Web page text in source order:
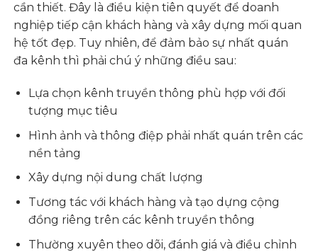
cần thiết. Đây là điều kiện tiên quyết để doanh
nghiệp tiếp cận khách hàng và xây dựng mối quan
hệ tốt đẹp. Tuy nhiên, để đảm bảo sự nhất quán
đa kênh thì phải chú ý những điều sau:
Lựa chọn kênh truyền thông phù hợp với đối
tượng mục tiêu
Hình ảnh và thông điệp phải nhất quán trên các
nền tảng
Xây dựng nội dung chất lượng
Tương tác với khách hàng và tạo dựng cộng
đồng riêng trên các kênh truyền thông
Thường xuyên theo dõi, đánh giá và điều chỉnh